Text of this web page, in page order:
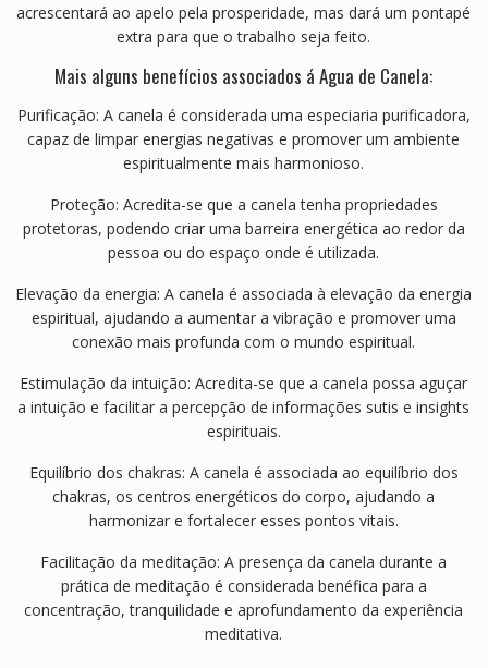
acrescentará ao apelo pela prosperidade, mas dará um pontapé
extra para que o trabalho seja feito.
Mais alguns benefícios associados á Agua de Canela:
Purificação: A canela é considerada uma especiaria purificadora,
capaz de limpar energias negativas e promover um ambiente
espiritualmente mais harmonioso.
Proteção: Acredita-se que a canela tenha propriedades
protetoras, podendo criar uma barreira energética ao redor da
pessoa ou do espaço onde é utilizada.
Elevação da energia: A canela é associada à elevação da energia
espiritual, ajudando a aumentar a vibração e promover uma
conexão mais profunda com o mundo espiritual.
Estimulação da intuição: Acredita-se que a canela possa aguçar
a intuição e facilitar a percepção de informações sutis e insights
espirituais.
Equilíbrio dos chakras: A canela é associada ao equilíbrio dos
chakras, os centros energéticos do corpo, ajudando a
harmonizar e fortalecer esses pontos vitais.
Facilitação da meditação: A presença da canela durante a
prática de meditação é considerada benéfica para a
concentração, tranquilidade e aprofundamento da experiência
meditativa.